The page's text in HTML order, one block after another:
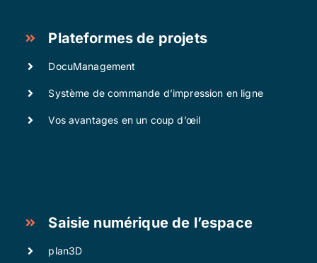
Plateformes de projets
DocuManagement
Système de commande d’impression en ligne
Vos avantages en un coup d’œil
Saisie numérique de l’espace
plan3D